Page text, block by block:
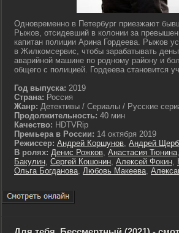
Одновременно в Петербург приезжают
Рыжов, отсидевший в колонии за
капитан полиции Арина Гордеева. Рыжов
в Жилкомсервис, чтобы зарабатывать
аварийной машине по родному району и
общего с полицией. Гордеева становится
Год выпуска: 2019
Страна: Россия
Жанр: Детективы / Сериалы / Русские
Продолжительность: 40 мин
Качество: HDTVRip
Премьера в России: 14 октября 2019
Режиссер: Андрей Коршунов, Андрей
В ролях: Денис Рожков, Анастасия Тюнина,
Бакулин, Сергей Кошонин, Алексей Фокин,
Ольга Богданова, Любовь Макеева,